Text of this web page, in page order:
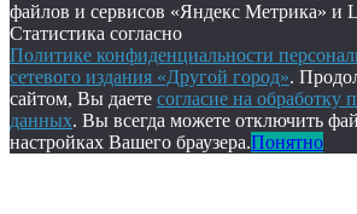
файлов и сервисов «Яндекс Метрика» и
Статистика согласно
Политике конфиденциальности
сетевого издания «Другой город».
сайтом, Вы даете согласие на обработку
данных. Вы всегда можете отключить
настройках Вашего браузера.Понятно